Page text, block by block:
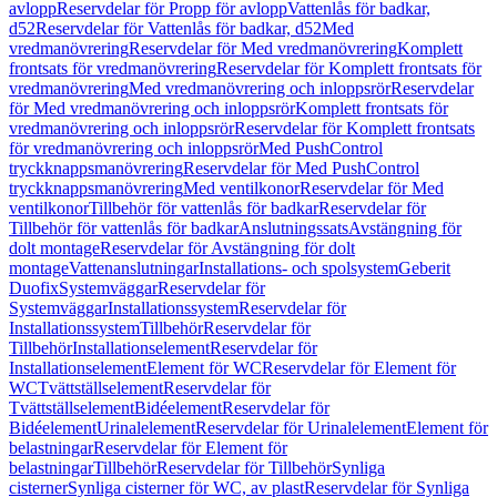
avloppReservdelar för Propp för avloppVattenlås för badkar,
d52Reservdelar för Vattenlås för badkar, d52Med
vredmanövreringReservdelar för Med vredmanövreringKomplett
frontsats för vredmanövreringReservdelar för Komplett frontsats för
vredmanövreringMed vredmanövrering och inloppsrörReservdelar
för Med vredmanövrering och inloppsrörKomplett frontsats för
vredmanövrering och inloppsrörReservdelar för Komplett frontsats
för vredmanövrering och inloppsrörMed PushControl
tryckknappsmanövreringReservdelar för Med PushControl
tryckknappsmanövreringMed ventilkonorReservdelar för Med
ventilkonorTillbehör för vattenlås för badkarReservdelar för
Tillbehör för vattenlås för badkarAnslutningssatsAvstängning för
dolt montageReservdelar för Avstängning för dolt
montageVattenanslutningarInstallations- och spolsystemGeberit
DuofixSystemväggarReservdelar för
SystemväggarInstallationssystemReservdelar för
InstallationssystemTillbehörReservdelar för
TillbehörInstallationselementReservdelar för
InstallationselementElement för WCReservdelar för Element för
WCTvättställselementReservdelar för
TvättställselementBidéelementReservdelar för
BidéelementUrinalelementReservdelar för UrinalelementElement för
belastningarReservdelar för Element för
belastningarTillbehörReservdelar för TillbehörSynliga
cisternerSynliga cisterner för WC, av plastReservdelar för Synliga